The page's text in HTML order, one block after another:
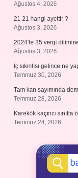
Ağustos 4, 2026
21 21 hangi ayettir ?
Ağustos 3, 2026
2024’te 35 vergi
Ağustos 3, 2026
İç sıkıntısı gelince ne
Temmuz 30, 2026
Tam kan sayımında
Temmuz 28, 2026
Karekök kaçıncı
Temmuz 24, 2026